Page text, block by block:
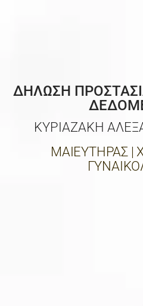
ΔΗΛΩΣΗ
ΚΥΡΙΑΖΑΚΗ
ΜΑΙΕΥΤΗΡΑΣ |